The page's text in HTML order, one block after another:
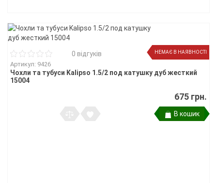
НЕМАЄ В НАЯВНОСТІ
0 відгуків
Артикул: 9426
Чохли та тубуси Kalipso 1.5/2 под катушку дуб жесткий
15004
675 грн.
В кошик